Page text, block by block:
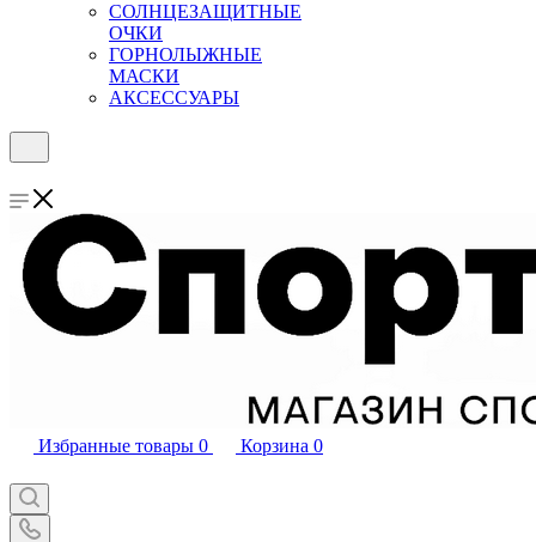
СОЛНЦЕЗАЩИТНЫЕ
ОЧКИ
ГОРНОЛЫЖНЫЕ
МАСКИ
АКСЕССУАРЫ
Избранные товары 0 Корзина 0